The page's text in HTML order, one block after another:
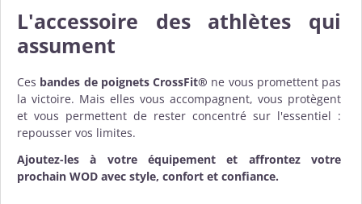
L'accessoire des athlètes qui
assument
Ces bandes de poignets CrossFit® ne vous promettent pas
la victoire. Mais elles vous accompagnent, vous protègent
et vous permettent de rester concentré sur l'essentiel :
repousser vos limites.
Ajoutez-les à votre équipement et affrontez votre
prochain WOD avec style, confort et confiance.